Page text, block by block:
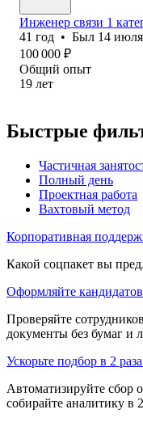
Инженер связи 1
41 год • Был 14 июля
100 000 ₽
Общий опыт
19 лет
Быстрые
Частичная
Полный день
Проектная работа
Вахтовый метод
Корпоративная
Какой соцпакет вы
Оформляйте
Проверяйте
документы без бумаг и
Ускорьте подбор в 2
Автоматизируйте сбор
собирайте аналитику в